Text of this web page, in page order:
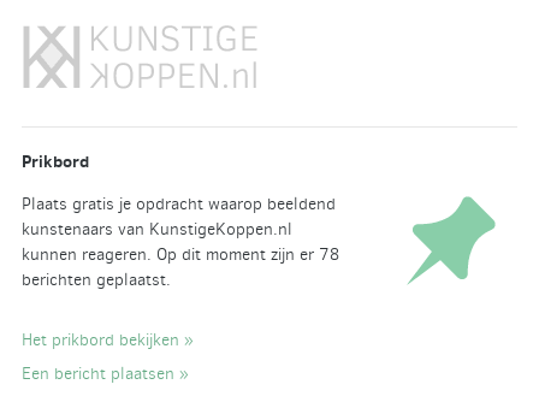
Prikbord
Plaats gratis je opdracht waarop beeldend
kunstenaars van KunstigeKoppen.nl
kunnen reageren. Op dit moment zijn er 78
berichten geplaatst.
Het prikbord bekijken »
Een bericht plaatsen »